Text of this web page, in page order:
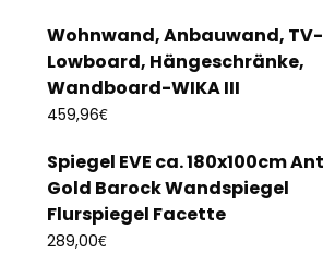
Wohnwand, Anbauwand, TV-
Lowboard, Hängeschränke,
Wandboard-WIKA III
459,96€
Spiegel EVE ca. 180x100cm
Gold Barock Wandspiegel
Flurspiegel Facette
289,00€